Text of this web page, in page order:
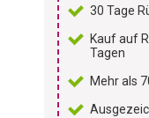
30 Tage
Kauf auf
Tagen
Mehr als